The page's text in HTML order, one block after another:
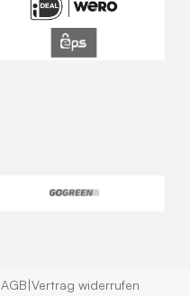
AGB|Vertrag widerrufen